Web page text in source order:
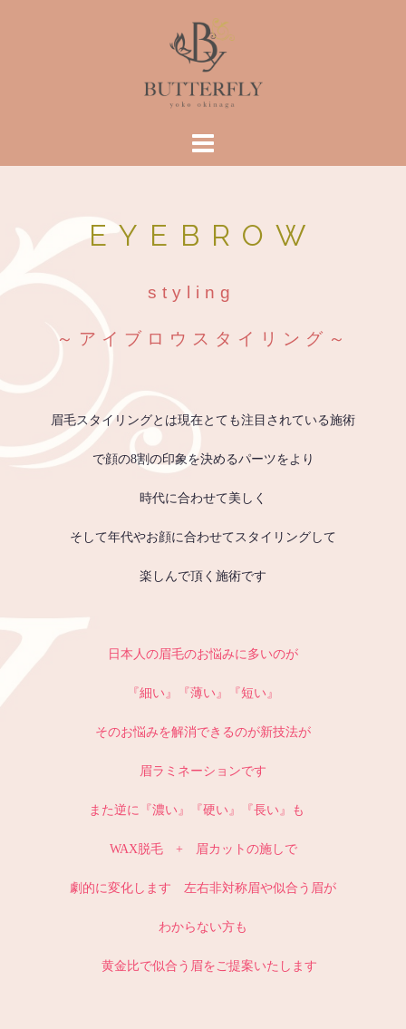
EYEBROW
styling
～アイブロウスタイリング～
眉毛スタイリングとは現在とても注目されている施術
で顔の8割の印象を決めるパーツをより
時代に合わせて美しく
そして年代やお顔に合わせてスタイリングして
楽しんで頂く施術です
日本人の眉毛のお悩みに多いのが
『細い』『薄い』『短い』
そのお悩みを解消できるのが新技法が
眉ラミネーションです
また逆に『濃い』『硬い』『長い』も
WAX脱毛 + 眉カットの施しで
劇的に変化します 左右非対称眉や似合う眉が
わからない方も
黄金比で似合う眉をご提案いたします